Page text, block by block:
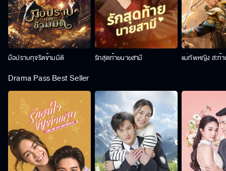
มือปราบทุจริตข้ามมิติ รักสุดท้ายนายสามี แม่ทัพหญิง สะท้
Drama Pass Best Seller